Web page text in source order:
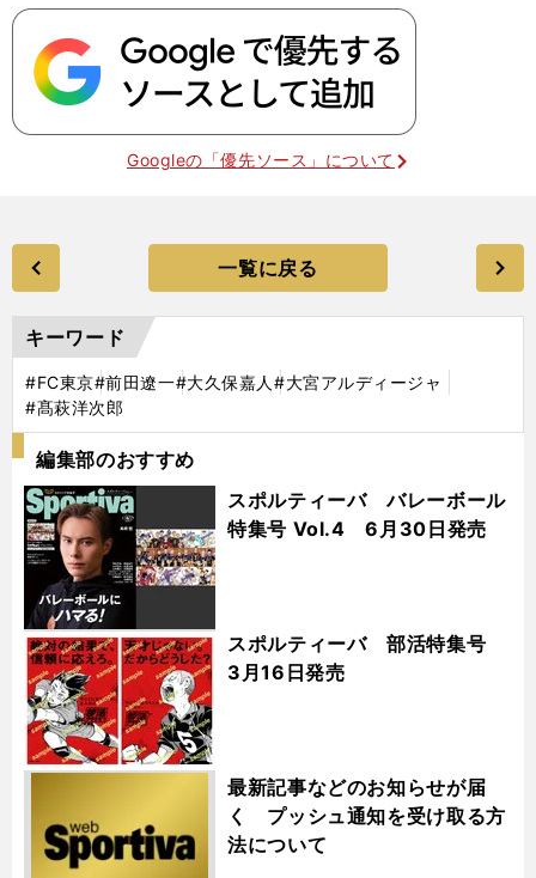
Googleの「優先ソース」について
一覧に戻る
キーワード
#FC東京#前田遼一#大久保嘉人 #大宮アルディージャ
#髙萩洋次郎
編集部のおすすめ
スポルティーバ バレーボール
特集号 Vol.4 6月30日発売
スポルティーバ 部活特集号
3月16日発売
最新記事などのお知らせが届
く プッシュ通知を受け取る方
法について